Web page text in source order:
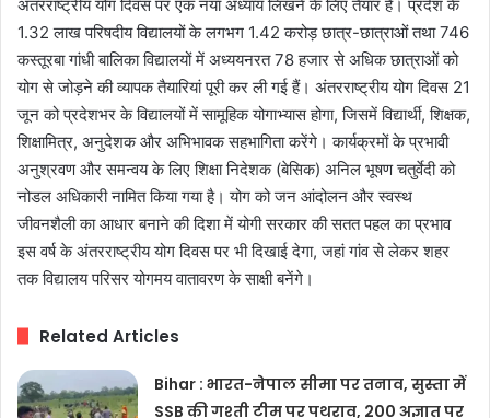
अंतरराष्ट्रीय योग दिवस पर एक नया अध्याय लिखने के लिए तैयार है। प्रदेश के
1.32 लाख परिषदीय विद्यालयों के लगभग 1.42 करोड़ छात्र-छात्राओं तथा 746
कस्तूरबा गांधी बालिका विद्यालयों में अध्ययनरत 78 हजार से अधिक छात्राओं को
योग से जोड़ने की व्यापक तैयारियां पूरी कर ली गई हैं। अंतरराष्ट्रीय योग दिवस 21
जून को प्रदेशभर के विद्यालयों में सामूहिक योगाभ्यास होगा, जिसमें विद्यार्थी, शिक्षक,
शिक्षामित्र, अनुदेशक और अभिभावक सहभागिता करेंगे। कार्यक्रमों के प्रभावी
अनुश्रवण और समन्वय के लिए शिक्षा निदेशक (बेसिक) अनिल भूषण चतुर्वेदी को
नोडल अधिकारी नामित किया गया है। योग को जन आंदोलन और स्वस्थ
जीवनशैली का आधार बनाने की दिशा में योगी सरकार की सतत पहल का प्रभाव
इस वर्ष के अंतरराष्ट्रीय योग दिवस पर भी दिखाई देगा, जहां गांव से लेकर शहर
तक विद्यालय परिसर योगमय वातावरण के साक्षी बनेंगे।
Related Articles
Bihar : भारत-नेपाल सीमा पर तनाव, सुस्ता में
SSB की गश्ती टीम पर पथराव, 200 अज्ञात पर